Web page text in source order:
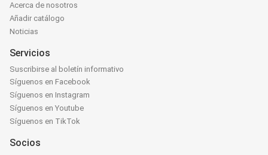
Acerca de nosotros
Añadir catálogo
Noticias
Servicios
Suscribirse al boletín informativo
Síguenos en Facebook
Síguenos en Instagram
Síguenos en Youtube
Síguenos en TikTok
Socios